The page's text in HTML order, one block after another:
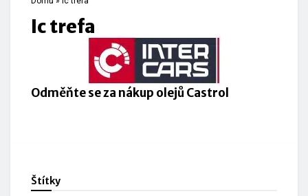
ic trefa
Odměňte se za nákup olejů Castrol
Štítky